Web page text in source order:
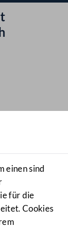
einen sind
für die
Cookies